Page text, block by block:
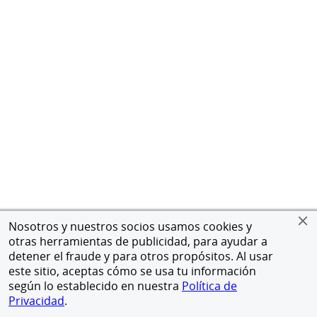
Nosotros y nuestros socios usamos cookies y
otras herramientas de publicidad, para ayudar a
detener el fraude y para otros propósitos. Al usar
este sitio, aceptas cómo se usa tu información
según lo establecido en nuestra Política de
Privacidad.